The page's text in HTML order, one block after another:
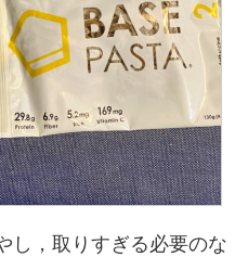
し，取りすぎる必要のな